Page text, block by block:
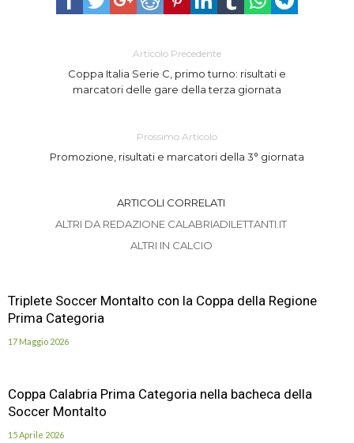
Articolo Precedente
Coppa Italia Serie C, primo turno: risultati e
marcatori delle gare della terza giornata
Prossimo Articolo
Promozione, risultati e marcatori della 3° giornata
ARTICOLI CORRELATI
ALTRI DA REDAZIONE CALABRIADILETTANTI.IT
ALTRI IN CALCIO
Triplete Soccer Montalto con la Coppa della Regione
Prima Categoria
17 Maggio 2026
Coppa Calabria Prima Categoria nella bacheca della
Soccer Montalto
15 Aprile 2026